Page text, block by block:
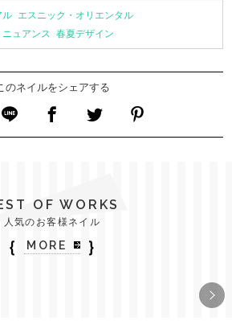
ル エスニック・オリエンタル
ュアンス 春夏デザイン
のネイルをシェアする
OF WORKS
人気のお客様ネイル
｛ MORE ｝